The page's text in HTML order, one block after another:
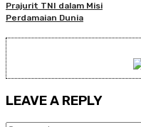
Prajurit TNI dalam Misi
Perdamaian Dunia
LEAVE A REPLY